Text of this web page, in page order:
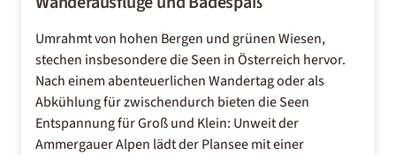
Umrahmt von hohen Bergen und grünen Wiesen,
stechen insbesondere dieSeen in Österreich hervor.
Nach einem abenteuerlichen Wandertag oder als
Abkühlung für zwischendurch bieten die Seen
Entspannung für Groß und Klein: Unweit der
Ammergauer Alpen lädt der Plansee mit einer